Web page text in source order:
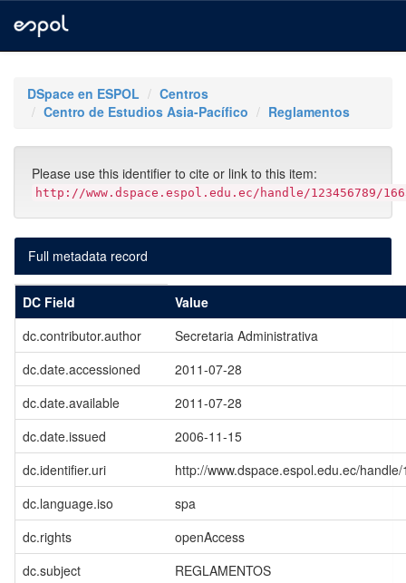
navigationDSpace en ESPOL
Centros
Centro de Estudios Asia-Pacífico
Reglamentos
Please use this identifier to cite or link to this item:
http://www.dspace.espol.edu.ec/handle/123456789/
Full metadata record
DC Field
Value
dc.contributor.author
Secretaria Administrativa
dc.date.accessioned
2011-07-28
dc.date.available
2011-07-28
dc.date.issued
2006-11-15
dc.identifier.uri
http://www.dspace.espol.edu.ec/
dc.language.iso
spa
dc.rights
openAccess
dc.subject
REGLAMENTOS